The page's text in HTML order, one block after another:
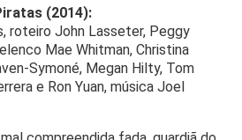
(2014):
roteiro John Lasseter, Peggy
Mae Whitman, Christina
Symoné, Megan Hilty, Tom
e Ron Yuan, música Joel